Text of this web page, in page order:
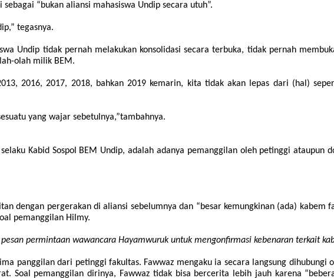
“bukan aliansi mahasiswa Undip secara utuh”.
tegasnya.
Undip tidak pernah melakukan konsolidasi secara terbuka, tidak pernah
olah milik BEM.
2016, 2017, 2018, bahkan 2019 kemarin, kita tidak akan lepas dari (hal)
yang wajar sebetulnya,”tambahnya.
Kabid Sospol BEM Undip, adalah adanya pemanggilan oleh petinggi ataupun
dengan pergerakan di aliansi sebelumnya dan “besar kemungkinan (ada) kabem
pemanggilan Hilmy.
permintaan wawancara Hayamwuruk untuk mengonfirmasi kebenaran terkait
panggilan dari petinggi fakultas. Fawwaz mengaku ia secara langsung dihubungi
Soal pemanggilan dirinya, Fawwaz tidak bisa bercerita lebih jauh karena